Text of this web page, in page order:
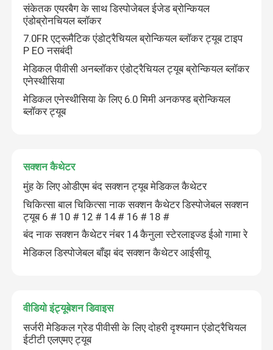
हमारे बारे में
फैक्टरी यात्रा
गुणवत्ता नियंत्रण
समाचार
सभी मामलों
ईटी ट्यूब एयरवे
स्वरयंत्र मुखौटा वायुमार्ग
संकेतक एयरबैग के साथ डिस्पोजेबल ईजेड ब्रोन्कियल
एंडोब्रोनचियल ब्लॉकर
7.0FR एट्रूमैटिक एंडोट्रैचियल ब्रोन्कियल ब्लॉकर ट्यूब टाइप
P EO नसबंदी
मेडिकल पीवीसी अनब्लॉकर एंडोट्रैचियल ट्यूब ब्रोन्कियल ब्लॉकर
एनेस्थीसिया
मेडिकल एनेस्थीसिया के लिए 6.0 मिमी अनकफ्ड ब्रोन्कियल
ब्लॉकर ट्यूब
सक्शन कैथेटर
मुंह के लिए ओडीएम बंद सक्शन ट्यूब मेडिकल कैथेटर
चिकित्सा बाल चिकित्सा नाक सक्शन कैथेटर डिस्पोजेबल सक्शन
ट्यूब 6 # 10 # 12 # 14 # 16 # 18 #
बंद नाक सक्शन कैथेटर नंबर 14 कैनुला स्टेरलाइज्ड ईओ गामा रे
मेडिकल डिस्पोजेबल बाँझ बंद सक्शन कैथेटर आईसीयू
वीडियो इंट्यूबेशन डिवाइस
सर्जरी मेडिकल ग्रेड पीवीसी के लिए दोहरी दृश्यमान एंडोट्रैचियल
ईटीटी एलएमए ट्यूब